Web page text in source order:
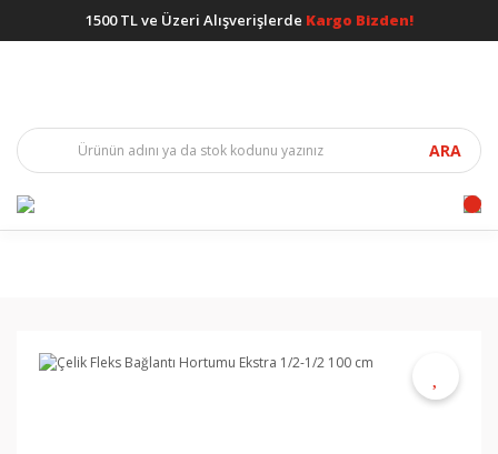
1500 TL ve Üzeri Alışverişlerde Kargo Bizden!
ARA